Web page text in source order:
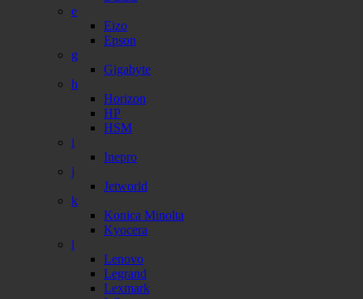
e
Eizo
Epson
g
Gigabyte
h
Horizon
HP
HSM
i
Inepro
j
Jetworld
k
Konica Minolta
Kyocera
l
Lenovo
Legrand
Lexmark